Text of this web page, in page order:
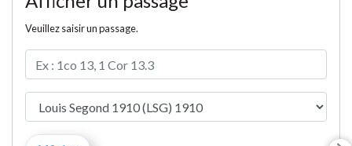
Veuillez saisir un passage.